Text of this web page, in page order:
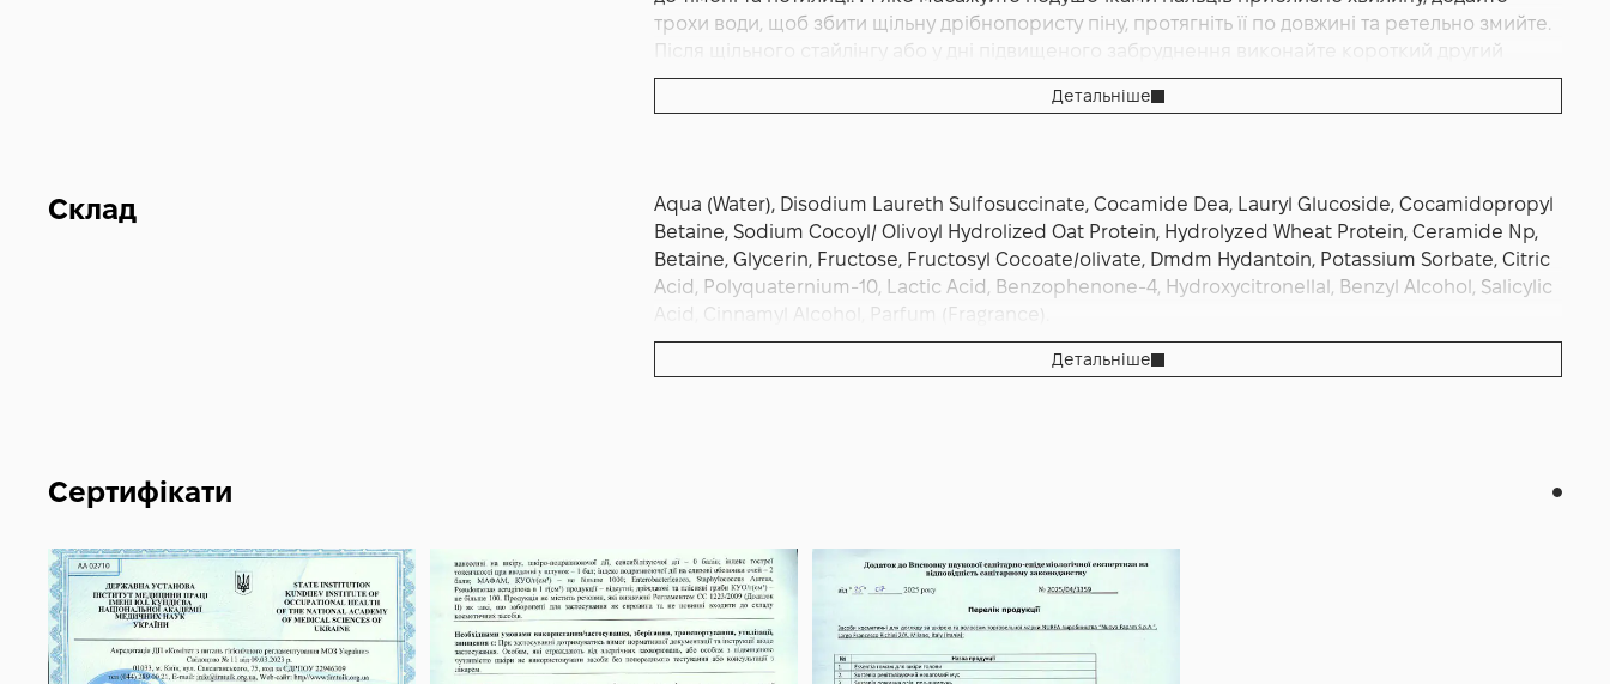
трохи води, щоб збити щільну дрібнопористу піну, протягніть її по довжині та ретельно змийте.
Після щільного стайлінгу або у дні підвищеного забруднення виконайте короткий другий
підхід. Продовжіть догляд кондиціонером або маскою з лінійки Sustenia, а перед феном чи
стайлерами нанесіть несмивний термозахист. Частота — за станом волосся і кольору: для
разом із регулярністю забезпечують той підсумок, за який обирають Nubea Sustenia: чисті
«дихаючі» проділи, свіжий, «чистий» колір, м’яка еластична довжина і рівний, природний
відблиск щодня.
Детальніше
Склад
Aqua (Water), Disodium Laureth Sulfosuccinate, Cocamide Dea, Lauryl Glucoside, Cocamidopropyl
Betaine, Sodium Cocoyl/ Olivoyl Hydrolized Oat Protein, Hydrolyzed Wheat Protein, Ceramide Np,
Betaine, Glycerin, Fructose, Fructosyl Cocoate/olivate, Dmdm Hydantoin, Potassium Sorbate, Citric
Acid, Polyquaternium-10, Lactic Acid, Benzophenone-4, Hydroxycitronellal, Benzyl Alcohol, Salicylic
Acid, Cinnamyl Alcohol, Parfum (Fragrance).
Детальніше
Сертифікати